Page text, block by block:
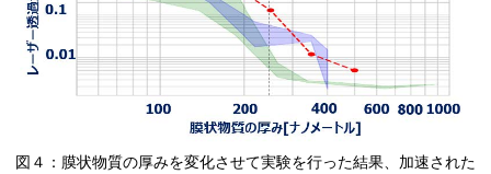
​図４：膜状物質の厚みを変化させて実験を行った結果、加速された